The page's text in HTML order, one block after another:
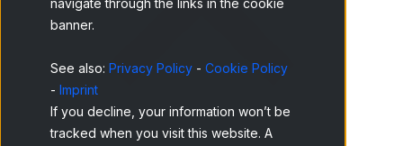
navigate through the links in the cookie
banner.
See also: Privacy Policy - Cookie Policy
- Imprint
If you decline, your information won’t be
tracked when you visit this website. A